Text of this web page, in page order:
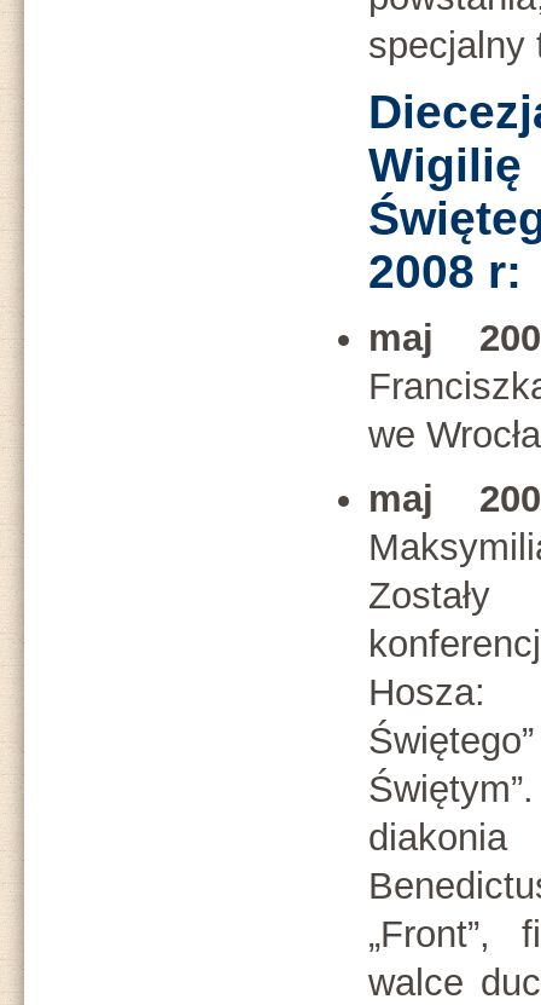
specjalny
Wigilię
2008 r:
maj
we
maj
Hosza:
diakonia
„Front”,
walce